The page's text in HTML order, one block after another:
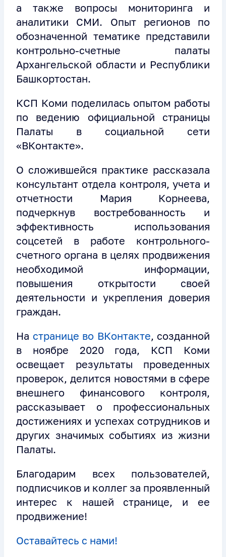
а также вопросы мониторинга и
аналитики СМИ. Опыт регионов по
обозначенной тематике представили
контрольно-счетные палаты
Архангельской области и Республики
Башкортостан.
КСП Коми поделилась опытом работы
по ведению официальной страницы
Палаты в социальной сети
«ВКонтакте».
О сложившейся практике рассказала
консультант отдела контроля, учета и
отчетности Мария Корнеева,
подчеркнув востребованность и
эффективность использования
соцсетей в работе контрольного-
счетного органа в целях продвижения
необходимой информации,
повышения открытости своей
деятельности и укрепления доверия
граждан.
На странице во ВКонтакте, созданной
в ноябре 2020 года, КСП Коми
освещает результаты проведенных
проверок, делится новостями в сфере
внешнего финансового контроля,
рассказывает о профессиональных
достижениях и успехах сотрудников и
других значимых событиях из жизни
Палаты.
Благодарим всех пользователей,
подписчиков и коллег за проявленный
интерес к нашей странице, и ее
продвижение!
Оставайтесь с нами!